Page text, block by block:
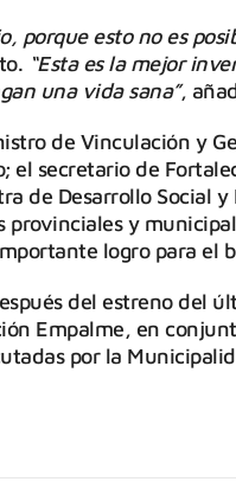
porque esto no es
“Esta es la mejor
una vida sana”,
de Vinculación y
el secretario de
de Desarrollo Social
y
logro para el
del estreno del
Empalme, en
por la